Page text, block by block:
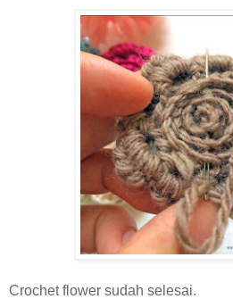
Crochet flower sudah selesai.